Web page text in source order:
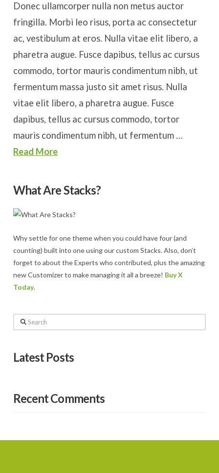
Donec ullamcorper nulla non metus auctor
fringilla. Morbi leo risus, porta ac consectetur
ac, vestibulum at eros. Nulla vitae elit libero, a
pharetra augue. Fusce dapibus, tellus ac cursus
commodo, tortor mauris condimentum nibh, ut
fermentum massa justo sit amet risus. Nulla
vitae elit libero, a pharetra augue. Fusce
dapibus, tellus ac cursus commodo, tortor
mauris condimentum nibh, ut fermentum …
Read More
What Are Stacks?
Why settle for one theme when you could have four (and
counting) built into one using our custom Stacks. Also, don’t
forget to about the Experts who contributed, plus the amazing
new Customizer to make managing it all a breeze! Buy X
Today.
Search
Latest Posts
Recent Comments